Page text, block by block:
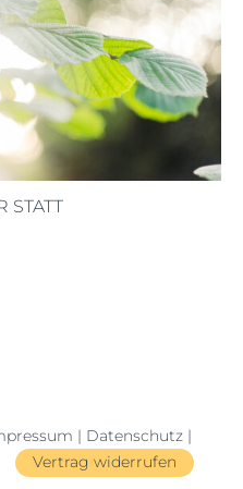
STATT
| Datenschutz |
Vertrag widerrufen